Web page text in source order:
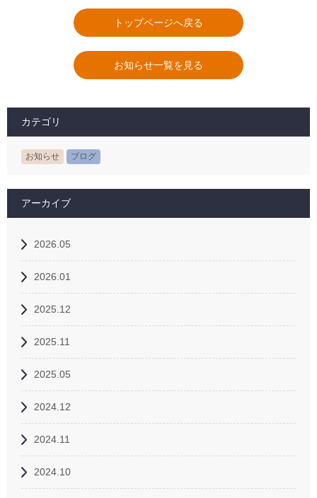
トップページへ戻る
お知らせ一覧を見る
カテゴリ
お知らせ ブログ
アーカイブ
2026.05
2026.01
2025.12
2025.11
2025.05
2024.12
2024.11
2024.10